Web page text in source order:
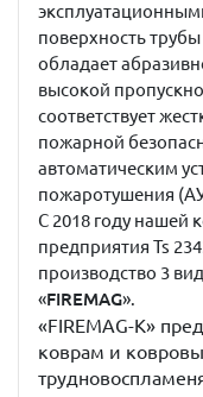
поверхность
обладает
высокой
соответствует
пожарной
автоматическим
пожаротушения
С 2018 году нашей
предприятия Ts
производство 3
«FIREMAG».
«FIREMAG-K»
коврам и